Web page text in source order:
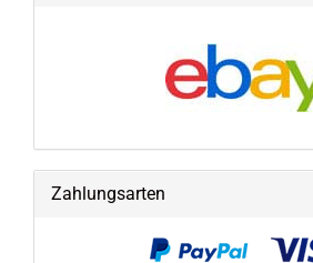
Zahlungsarten